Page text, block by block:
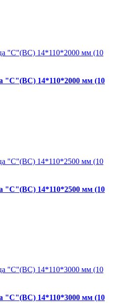
"С"(ВС) 14*110*2000 мм (10
"С"(ВС) 14*110*2500 мм (10
"С"(ВС) 14*110*3000 мм (10